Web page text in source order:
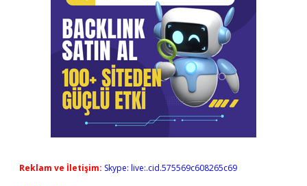
Reklam ve İletişim: Skype: live:.cid.575569c608265c69